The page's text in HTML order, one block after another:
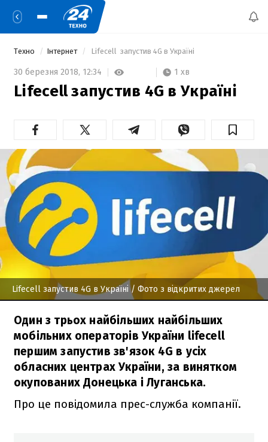
Техно Інтернет Lifecell  запустив 4G в Україні
30 березня 2018, 12:34 1 хв
Lifecell запустив 4G в Україні
Lifecell запустив 4G в Україні/ Фото з відкритих джерел
Один з трьох найбільших найбільших
мобільних операторів України lifecell
першим запустив зв'язок 4G в усіх
обласних центрах України, за винятком
окупованих Донецька і Луганська.
Про це повідомила прес-служба компанії.